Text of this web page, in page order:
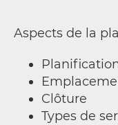
Aspects de la
Clôture
Types de